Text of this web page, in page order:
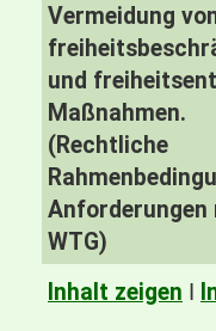
Vermeidung
und
Maßnahmen.
(Rechtliche
Anforderungen
WTG)
Inhalt zeigen I